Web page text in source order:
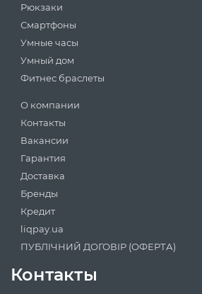
Рюкзаки
Смартфоны
Умные часы
Умный дом
Фитнес браслеты
О компании
Контакты
Вакансии
Гарантия
Доставка
Бренды
Кредит
liqpay.ua
ПУБЛІЧНИЙ ДОГОВІР (ОФЕРТА)
Контакты